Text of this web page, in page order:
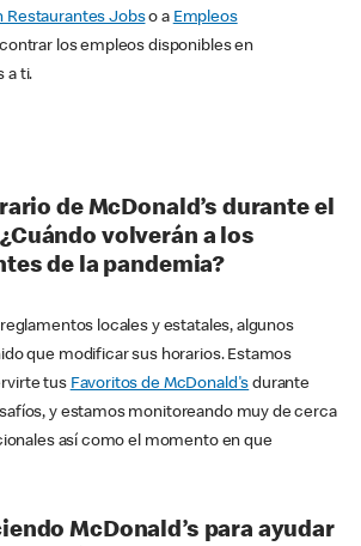
Restaurantes Jobso a Empleos
los empleos disponibles en
a ti.
de McDonald’s durante el
volverán a los
de la pandemia?
locales y estatales, algunos
que modificar sus horarios. Estamos
tus Favoritos de McDonald's durante
y estamos monitoreando muy de cerca
así como el momento en que
McDonald’s para ayudar